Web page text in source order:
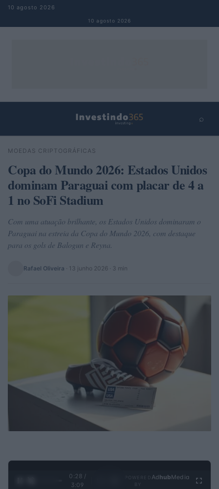
Pular para o conteúdo
10 agosto 2026
10 agosto 2026
⌕
Buscar
MOEDAS CRIPTOGRÁFICAS
Copa do Mundo 2026: Estados Unidos
dominam Paraguai com placar de 4 a
1 no SoFi Stadium
Com uma atuação brilhante, os Estados Unidos dominaram o
Paraguai na estreia da Copa do Mundo 2026, com destaque
para os gols de Balogun e Reyna.
Rafael Oliveira · 13 junho 2026 · 3 min
0:29 /
3:09
Ad hubMedia